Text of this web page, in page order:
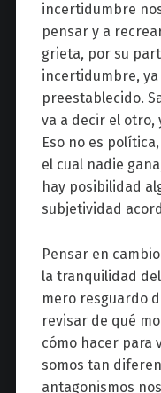
incertidumbre
pensar y a
grieta, por su
incertidumbre,
preestablecido.
va a decir el otro,
Eso no es
el cual nadie
hay posibilidad
subjetividad
Pensar en
la tranquilidad
mero resguardo
revisar de qué
cómo hacer para
somos tan
antagonismos